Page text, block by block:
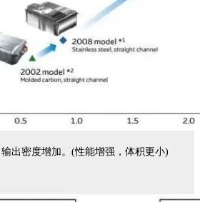
出密度增加。(性能增强，体积更小)